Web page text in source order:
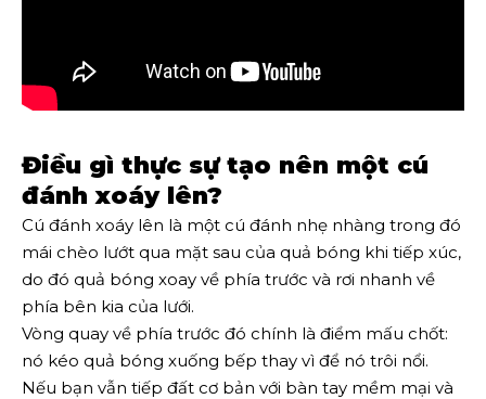
Điều gì thực sự tạo nên một cú
đánh xoáy lên?
Cú đánh xoáy lên là một cú đánh nhẹ nhàng trong đó
mái chèo lướt qua mặt sau của quả bóng khi tiếp xúc,
do đó quả bóng xoay về phía trước và rơi nhanh về
phía bên kia của lưới.
Vòng quay về phía trước đó chính là điểm mấu chốt:
nó kéo quả bóng xuống bếp thay vì để nó trôi nổi.
Nếu bạn vẫn tiếp đất cơ bản với bàn tay mềm mại và